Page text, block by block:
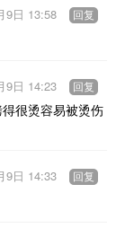
9日 13:58 回复
很烫容易被烫伤
9日 14:23 回复
9日 14:33 回复